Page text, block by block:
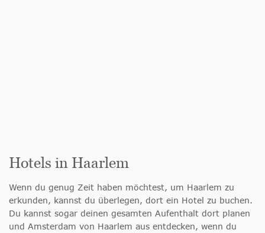
Hotels in Haarlem
Wenn du genug Zeit haben möchtest, um Haarlem zu
erkunden, kannst du überlegen, dort ein Hotel zu buchen.
Du kannst sogar deinen gesamten Aufenthalt dort planen
und Amsterdam von Haarlem aus entdecken, wenn du